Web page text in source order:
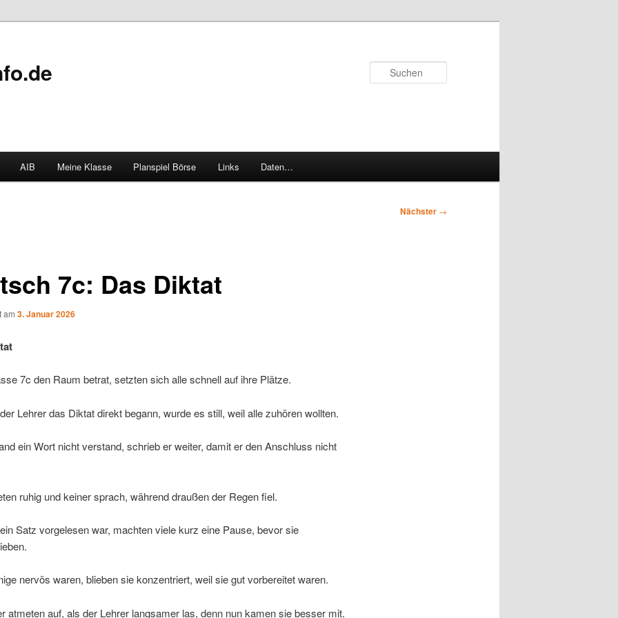
AIB Meine Klasse Planspiel Börse Links Daten…
Nächster →
7c: Das Diktat
am 3. Januar 2026
7c den Raum betrat, setzten sich alle schnell auf ihre Plätze.
Lehrer das Diktat direkt begann, wurde es still, weil alle zuhören wollten.
ein Wort nicht verstand, schrieb er weiter, damit er den Anschluss nicht
ruhig und keiner sprach, während draußen der Regen fiel.
Satz vorgelesen war, machten viele kurz eine Pause, bevor sie
nervös waren, blieben sie konzentriert, weil sie gut vorbereitet waren.
atmeten auf, als der Lehrer langsamer las, denn nun kamen sie besser mit.